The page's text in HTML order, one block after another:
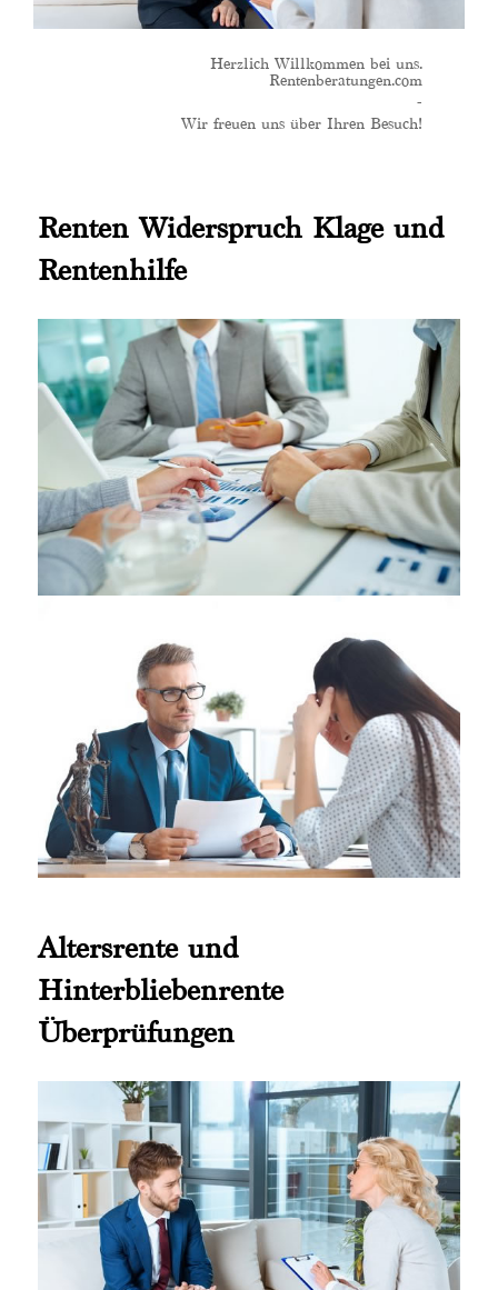
Herzlich Willkommen bei uns.
Rentenberatungen.com
-
Wir freuen uns über Ihren Besuch!
Renten Widerspruch Klage und
Rentenhilfe
Altersrente und
Hinterbliebenrente
Überprüfungen